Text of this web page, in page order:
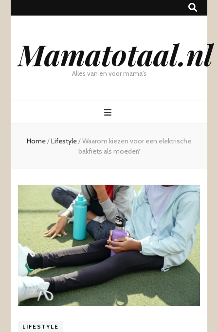
Mamatotaal.nl
Alles van en voor mama's
Home/Lifestyle/Waarom kiezen voor een elektrische
bakfiets als moeder?
LIFESTYLE